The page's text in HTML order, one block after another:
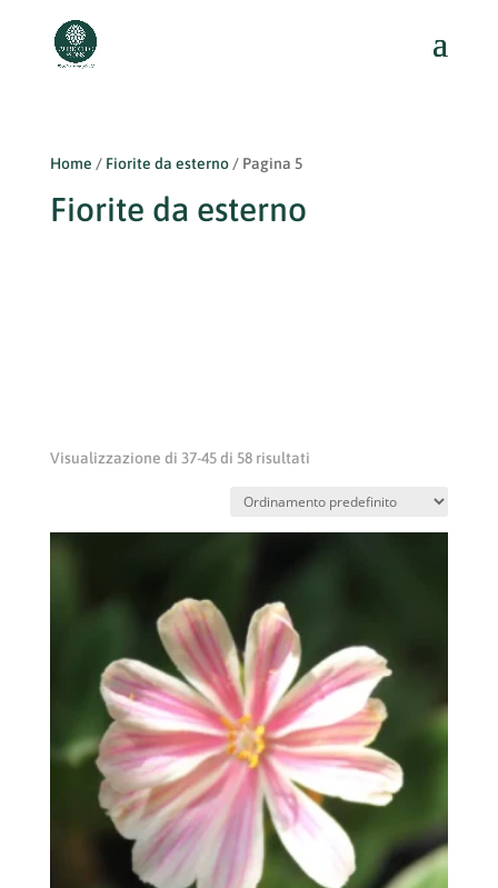
Home / Fiorite da esterno/ Pagina 5
Fiorite da esterno
Visualizzazione di 37-45 di 58 risultati